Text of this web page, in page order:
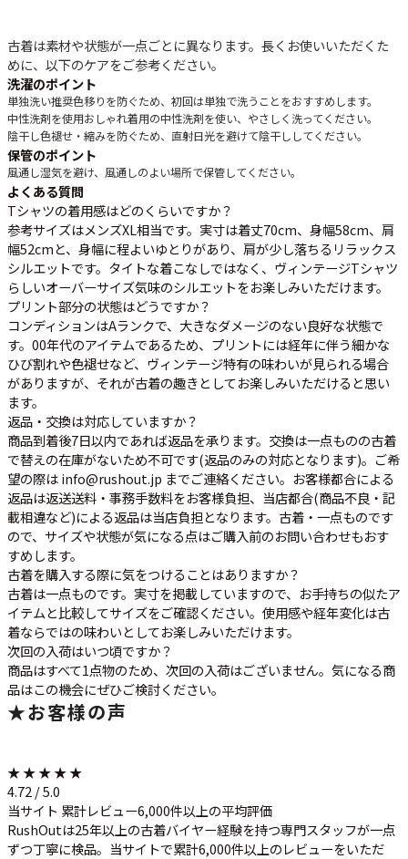
古着は素材や状態が一点ごとに異なります。長くお使いいただくた
めに、以下のケアをご参考ください。
洗濯のポイント
単独洗い推奨色移りを防ぐため、初回は単独で洗うことをおすすめします。
中性洗剤を使用おしゃれ着用の中性洗剤を使い、やさしく洗ってください。
陰干し色褪せ・縮みを防ぐため、直射日光を避けて陰干ししてください。
保管のポイント
風通し湿気を避け、風通しのよい場所で保管してください。
よくある質問
Tシャツの着用感はどのくらいですか？
参考サイズはメンズXL相当です。実寸は着丈70cm、身幅58cm、肩
幅52cmと、身幅に程よいゆとりがあり、肩が少し落ちるリラックス
シルエットです。タイトな着こなしではなく、ヴィンテージTシャツ
らしいオーバーサイズ気味のシルエットをお楽しみいただけます。
プリント部分の状態はどうですか？
コンディションはAランクで、大きなダメージのない良好な状態で
す。00年代のアイテムであるため、プリントには経年に伴う細かな
ひび割れや色褪せなど、ヴィンテージ特有の味わいが見られる場合
がありますが、それが古着の趣きとしてお楽しみいただけると思い
ます。
返品・交換は対応していますか？
商品到着後7日以内であれば返品を承ります。交換は一点ものの古着
で替えの在庫がないため不可です(返品のみの対応となります)。ご希
望の際は info@rushout.jp までご連絡ください。お客様都合による
返品は返送送料・事務手数料をお客様負担、当店都合(商品不良・記
載相違など)による返品は当店負担となります。古着・一点ものです
ので、サイズや状態が気になる点はご購入前のお問い合わせもおす
すめします。
古着を購入する際に気をつけることはありますか？
古着は一点ものです。実寸を掲載していますので、お手持ちの似たア
イテムと比較してサイズをご確認ください。使用感や経年変化は古
着ならではの味わいとしてお楽しみいただけます。
次回の入荷はいつ頃ですか？
商品はすべて1点物のため、次回の入荷はございません。気になる商
品はこの機会にぜひご検討ください。
★お客様の声
★ ★ ★ ★ ★
4.72 / 5.0
当サイト 累計レビュー6,000件以上の平均評価
RushOutは25年以上の古着バイヤー経験を持つ専門スタッフが一点
ずつ丁寧に検品。当サイトで累計6,000件以上のレビューをいただ